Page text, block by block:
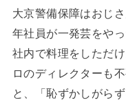
大京警備保障はおじ
年社員が一発芸をや
社内で料理をしただ
ロのディレクターも
と、「恥ずかしがら